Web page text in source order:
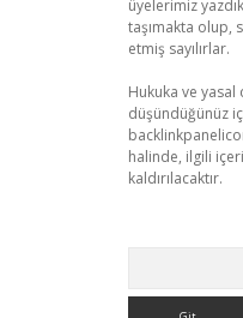
üyelerimiz
taşımakta olup,
etmiş sayılırlar.
Hukuka ve yasal
düşündüğünüz
halinde, ilgili
kaldırılacaktır.